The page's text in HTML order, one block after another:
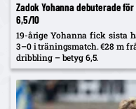
Zadok Yohanna debuterade
6,5/10
19-årige Yohanna fick sista
3–0 i träningsmatch. €28 m
dribbling – betyg 6,5.